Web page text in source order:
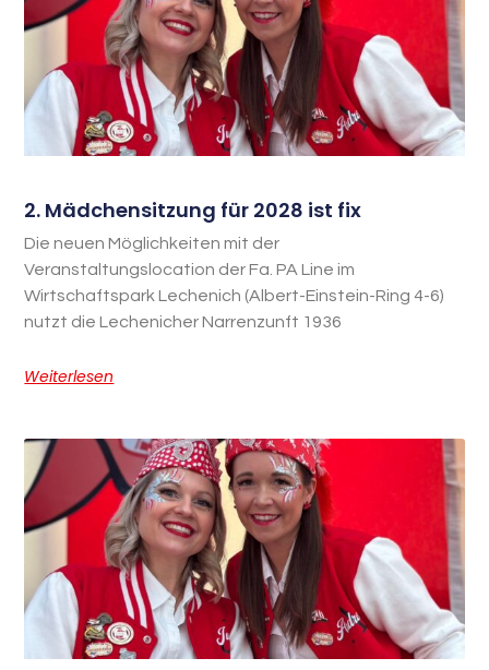
2. Mädchensitzung für 2028 ist fix
Die neuen Möglichkeiten mit der
Veranstaltungslocation der Fa. PA Line im
Wirtschaftspark Lechenich (Albert-Einstein-Ring 4-6)
nutzt die Lechenicher Narrenzunft 1936
Weiterlesen